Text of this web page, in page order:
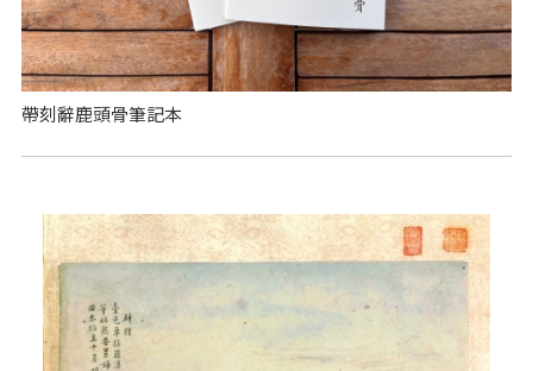
帶刻辭鹿頭骨筆記本